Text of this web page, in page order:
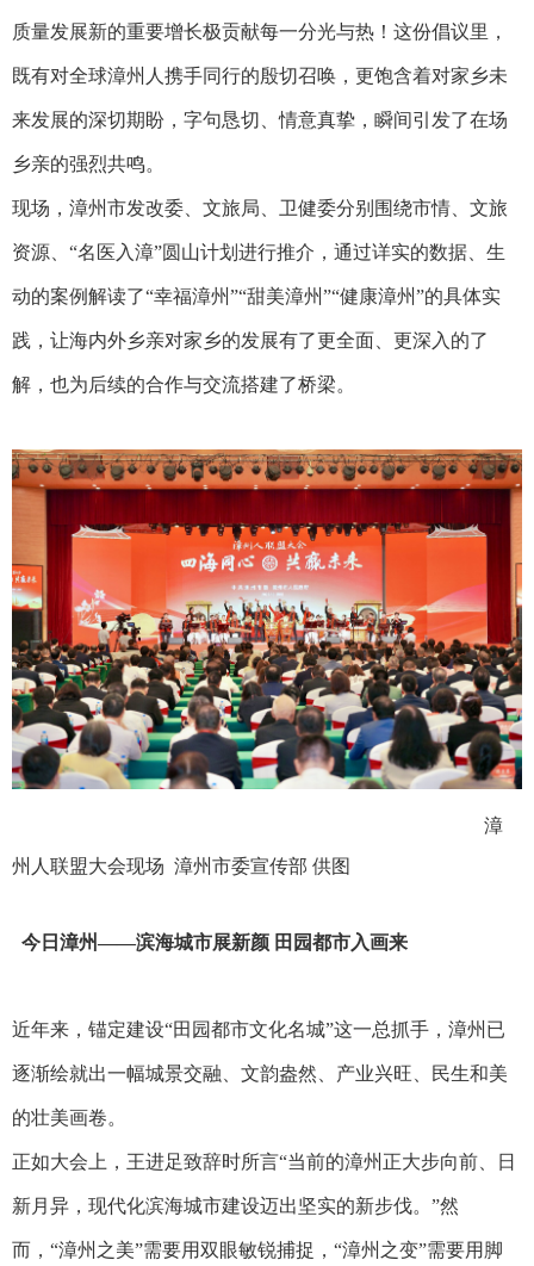
质量发展新的重要增长极贡献每一分光与热！这份倡议里，
既有对全球漳州人携手同行的殷切召唤，更饱含着对家乡未
来发展的深切期盼，字句恳切、情意真挚，瞬间引发了在场
乡亲的强烈共鸣。
现场，漳州市发改委、文旅局、卫健委分别围绕市情、文旅
资源、“名医入漳”圆山计划进行推介，通过详实的数据、生
动的案例解读了“幸福漳州”“甜美漳州”“健康漳州”的具体实
践，让海内外乡亲对家乡的发展有了更全面、更深入的了
解，也为后续的合作与交流搭建了桥梁。
漳
州人联盟大会现场 漳州市委宣传部 供图
今日漳州——滨海城市展新颜 田园都市入画来
近年来，锚定建设“田园都市文化名城”这一总抓手，漳州已
逐渐绘就出一幅城景交融、文韵盎然、产业兴旺、民生和美
的壮美画卷。
正如大会上，王进足致辞时所言“当前的漳州正大步向前、日
新月异，现代化滨海城市建设迈出坚实的新步伐。”然
而，“漳州之美”需要用双眼敏锐捕捉，“漳州之变”需要用脚